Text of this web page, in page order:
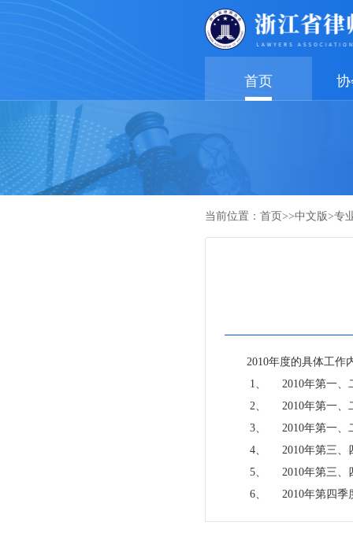
首页
当前位置： 首页 >>中文版>专
2010年度的具体工作
1、
2010年第一、
2、
2010年第一、
3、
2010年第一、
4、
2010年第三、
5、
2010年第三、
6、
2010年第四季